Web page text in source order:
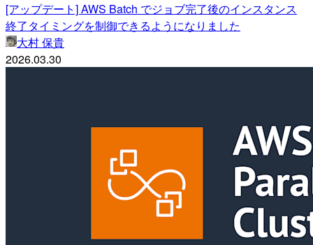
[アップデート] AWS Batch でジョブ完了後のインスタンス
終了タイミングを制御できるようになりました
大村 保貴
2026.03.30